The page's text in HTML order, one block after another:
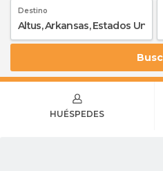
Destino
HUÉSPEDES